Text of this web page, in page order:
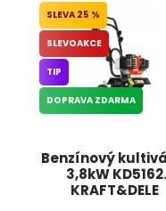
Benzínový
3,8kW KD5162
KRAFT&DELE
25 %
SLEVOAKCE
TIP
DOPRAVA ZDARMA